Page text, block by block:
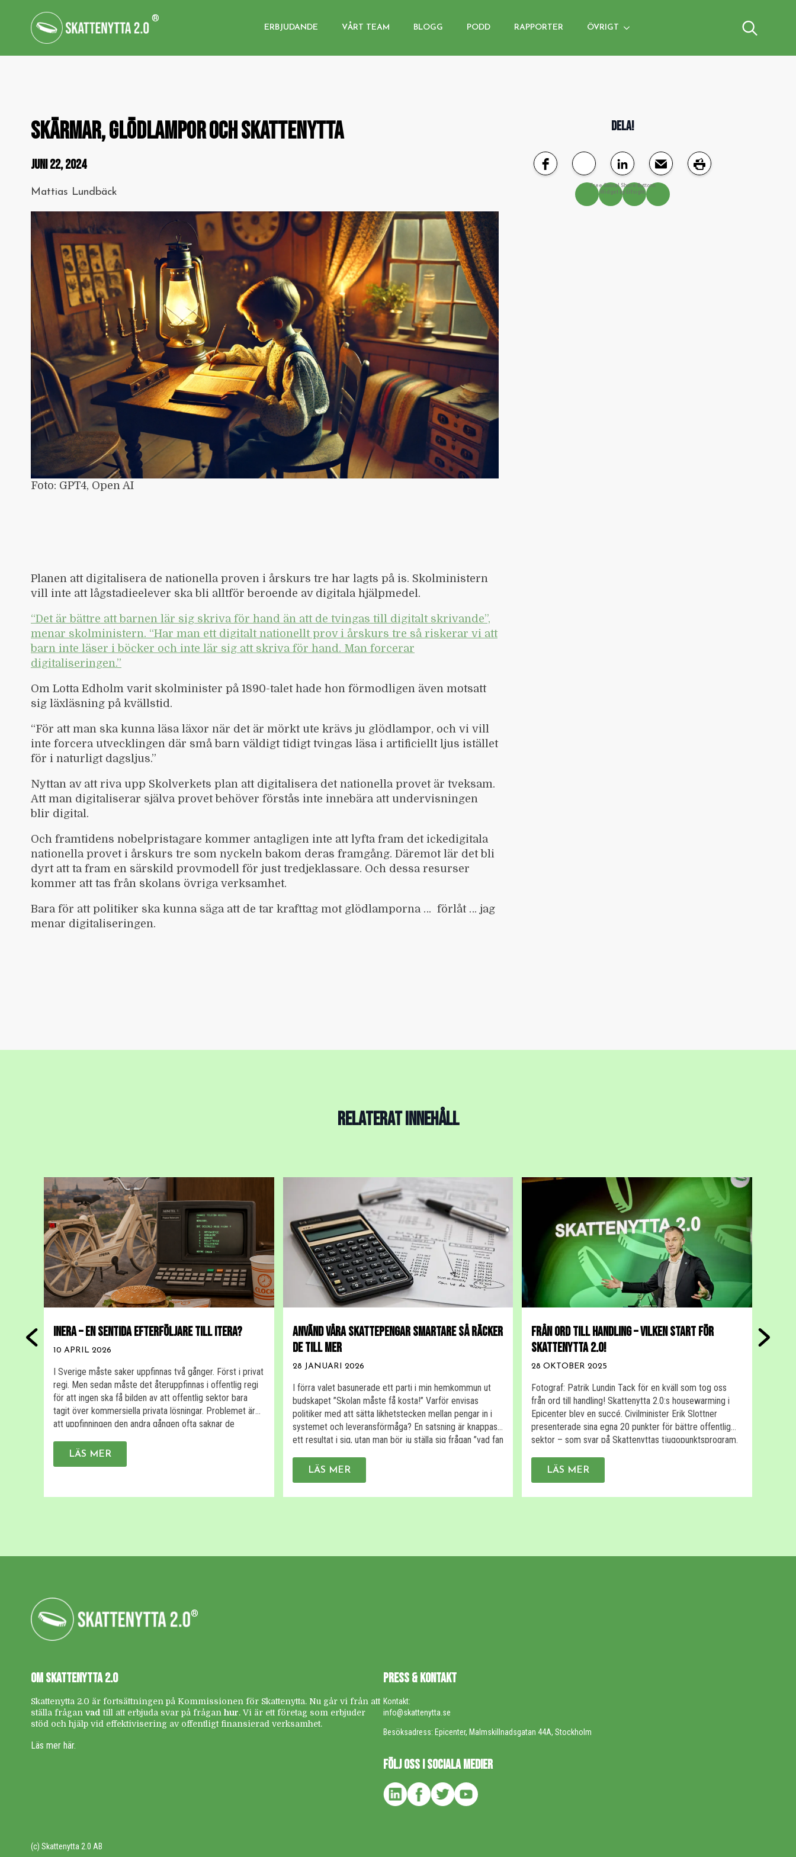
®
ERBJUDANDE VÅRT TEAM BLOGG PODD RAPPORTER ÖVRIGT
SKÄRMAR, GLÖDLAMPOR OCH SKATTENYTTA
JUNI 22, 2024
Mattias Lundbäck
Foto: GPT4, Open AI
Planen att digitalisera de nationella proven i årskurs tre har lagts på is. Skolministern
vill inte att lågstadieelever ska bli alltför beroende av digitala hjälpmedel.
“Det är bättre att barnen lär sig skriva för hand än att de tvingas till digitalt skrivande”,
menar skolministern. “Har man ett digitalt nationellt prov i årskurs tre så riskerar vi att
barn inte läser i böcker och inte lär sig att skriva för hand. Man forcerar
digitaliseringen.”
Om Lotta Edholm varit skolminister på 1890-talet hade hon förmodligen även motsatt
sig läxläsning på kvällstid.
“För att man ska kunna läsa läxor när det är mörkt ute krävs ju glödlampor, och vi vill
inte forcera utvecklingen där små barn väldigt tidigt tvingas läsa i artificiellt ljus istället
för i naturligt dagsljus.”
Nyttan av att riva upp Skolverkets plan att digitalisera det nationella provet är tveksam.
Att man digitaliserar själva provet behöver förstås inte innebära att undervisningen
blir digital.
Och framtidens nobelpristagare kommer antagligen inte att lyfta fram det ickedigitala
nationella provet i årskurs tre som nyckeln bakom deras framgång. Däremot lär det bli
dyrt att ta fram en särskild provmodell för just tredjeklassare. Och dessa resurser
kommer att tas från skolans övriga verksamhet.
Bara för att politiker ska kunna säga att de tar krafttag mot glödlamporna … förlåt … jag
menar digitaliseringen.
DELA!
Free Social Share Buttons
Widget by Elfsight
RELATERAT INNEHÅLL
INERA – EN SENTIDA EFTERFÖLJARE TILL ITERA?
10 APRIL 2026
I Sverige måste saker uppfinnas två gånger. Först i privat
regi. Men sedan måste det återuppfinnas i offentlig regi
för att ingen ska få bilden av att offentlig sektor bara
tagit över kommersiella privata lösningar. Problemet är
att uppfinningen den andra gången ofta saknar de
exempel på […]
LÄS MER
ANVÄND VÅRA SKATTEPENGAR SMARTARE SÅ RÄCKER
DE TILL MER
28 JANUARI 2026
I förra valet basunerade ett parti i min hemkommun ut
budskapet ”Skolan måste få kosta!” Varför envisas
politiker med att sätta likhetstecken mellan pengar in i
systemet och leveransförmåga? En satsning är knappast
ett resultat i sig, utan man bör ju ställa sig frågan ”vad fan
LÄS MER
FRÅN ORD TILL HANDLING – VILKEN START FÖR
SKATTENYTTA 2.0!
28 OKTOBER 2025
Fotograf: Patrik Lundin Tack för en kväll som tog oss
från ord till handling! Skattenytta 2.0:s housewarming i
Epicenter blev en succé. Civilminister Erik Slottner
presenterade sina egna 20 punkter för bättre offentlig
sektor – som svar på Skattenyttas tjugopunktsprogram.
Heelge Vikmång (S) och Hanna Bocander (M) om […]
LÄS MER
®
OM SKATTENYTTA 2.0
Skattenytta 2.0 är fortsättningen på Kommissionen för Skattenytta. Nu går vi från att
ställa frågan vad till att erbjuda svar på frågan hur. Vi är ett företag som erbjuder
stöd och hjälp vid effektivisering av offentligt finansierad verksamhet.
Läs mer här.
PRESS & KONTAKT
Kontakt:
info@skattenytta.se
Besöksadress: Epicenter, Malmskillnadsgatan 44A, Stockholm
FÖLJ OSS I SOCIALA MEDIER
(c) Skattenytta 2.0 AB